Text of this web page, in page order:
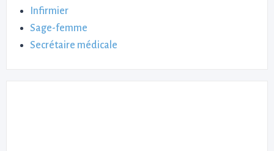
Infirmier
Sage-femme
Secrétaire médicale